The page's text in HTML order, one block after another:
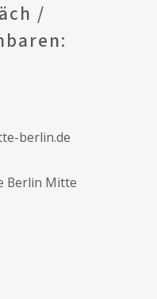
/
berlin.de
Berlin Mitte